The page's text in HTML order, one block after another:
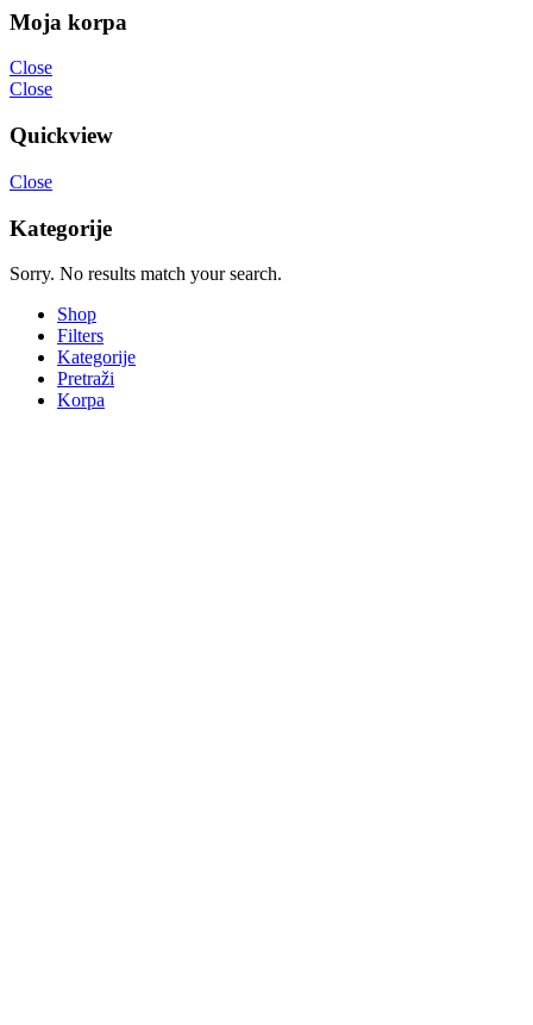
Moja korpa
Close
Close
Quickview
Close
Kategorije
Sorry. No results match your search.
Shop
Filters
Kategorije
Pretraži
Korpa